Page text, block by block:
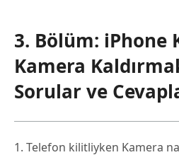
3. Bölüm: iPhone
Kamera
Sorular ve
1. Telefon kilitliyken Kamera